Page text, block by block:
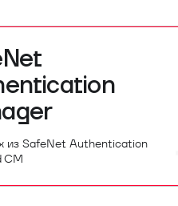
из SafeNet Authentication
CM